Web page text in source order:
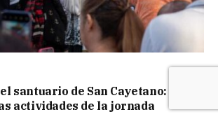
santuario de San Cayetano:
actividades de la jornada